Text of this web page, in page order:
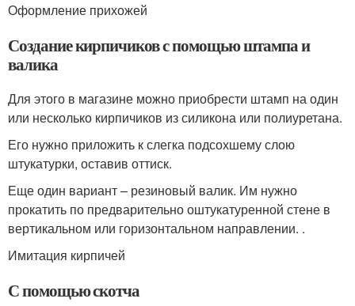
Оформление прихожей
Создание кирпичиков с помощью штампа и
валика
Для этого в магазине можно приобрести штамп на один
или несколько кирпичиков из силикона или полиуретана.
Его нужно приложить к слегка подсохшему слою
штукатурки, оставив оттиск.
Еще один вариант – резиновый валик. Им нужно
прокатить по предварительно оштукатуренной стене в
вертикальном или горизонтальном направлении. .
Имитация кирпичей
С помощью скотча